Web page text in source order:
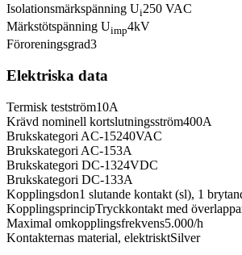
Isolationsmärkspänning Ui250 VAC
Märkstötspänning Uimp4kV
Föroreningsgrad3
Elektriska data
Termisk testström10A
Krävd nominell kortslutningsström400A
Brukskategori AC-15240VAC
Brukskategori AC-153A
Brukskategori DC-1324VDC
Brukskategori DC-133A
Kopplingsdon1 slutande kontakt (sl), 1
KopplingsprincipTryckkontakt med
Maximal omkopplingsfrekvens5.000/h
Kontakternas material, elektrisktSilver